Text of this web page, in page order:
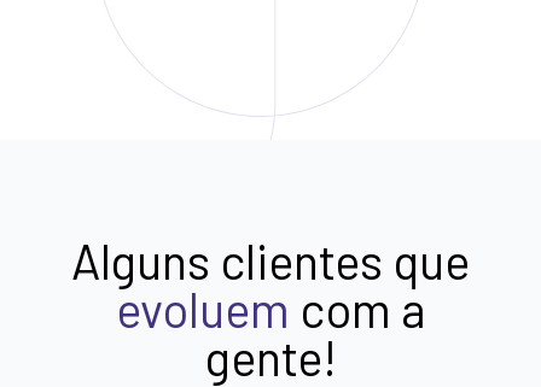
Alguns clientes que
evoluem com a
gente!